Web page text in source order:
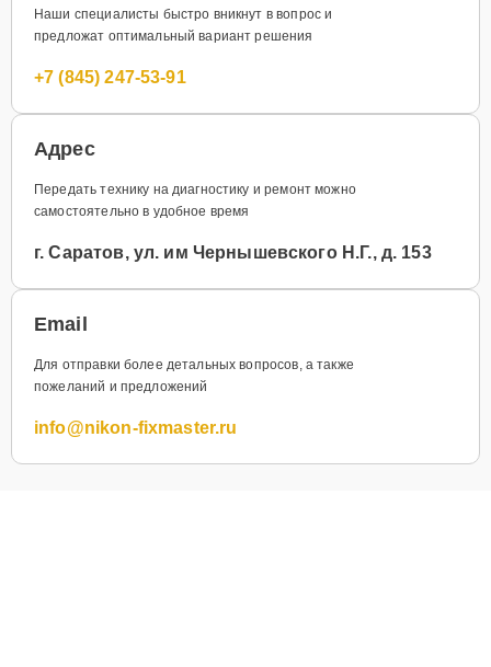
Наши специалисты быстро вникнут в вопрос и
предложат оптимальный вариант решения
+7 (845) 247-53-91
Адрес
Передать технику на диагностику и ремонт можно
самостоятельно в удобное время
г. Саратов, ул. им Чернышевского Н.Г., д. 153
Email
Для отправки более детальных вопросов, а также
пожеланий и предложений
info@nikon-fixmaster.ru